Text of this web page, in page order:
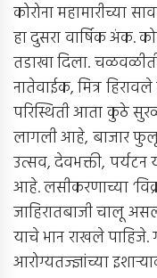
कोरोना महामारीच्या
हा दुसरा वार्षिक अंक.
तडाखा दिला.
नातेवाईक, मित्र
परिस्थिती आता कुठे
लागली आहे, बाजार
उत्सव, देवभक्ती,
आहे. लसीकरणाच्या
जाहिरातबाजी चालू
याचे भान राखले पाहिजे.
आरोग्यतज्ज्ञांच्या